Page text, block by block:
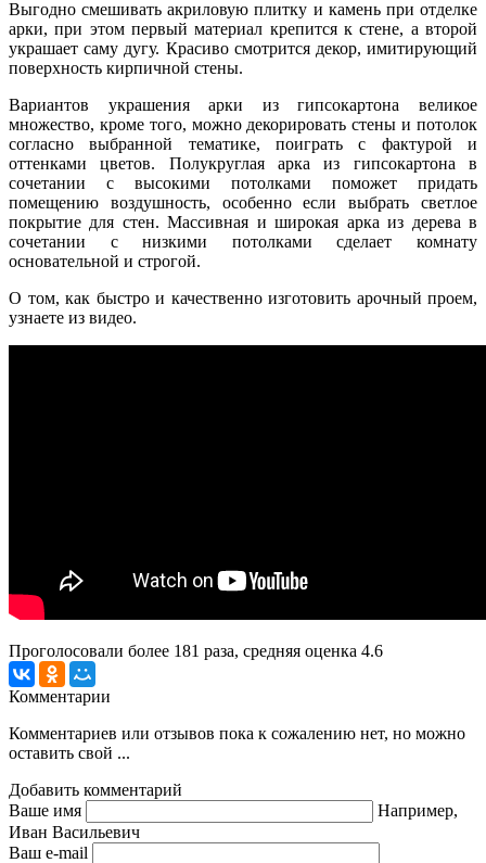
Выгодно смешивать акриловую плитку и камень при отделке
арки, при этом первый материал крепится к стене, а второй
украшает саму дугу. Красиво смотрится декор, имитирующий
поверхность кирпичной стены.
Вариантов украшения арки из гипсокартона великое
множество, кроме того, можно декорировать стены и потолок
согласно выбранной тематике, поиграть с фактурой и
оттенками цветов. Полукруглая арка из гипсокартона в
сочетании с высокими потолками поможет придать
помещению воздушность, особенно если выбрать светлое
покрытие для стен. Массивная и широкая арка из дерева в
сочетании с низкими потолками сделает комнату
основательной и строгой.
О том, как быстро и качественно изготовить арочный проем,
узнаете из видео.
Проголосовали более 181 раза, средняя оценка 4.6
Комментарии
Комментариев или отзывов пока к сожалению нет, но можно
оставить свой ...
Добавить комментарий
Ваше имя
Например,
Иван Васильевич
Ваш e-mail